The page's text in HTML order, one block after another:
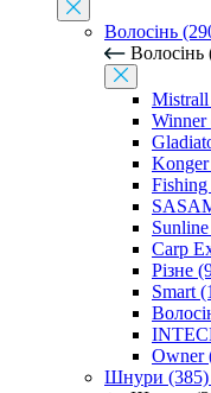
Волосінь
Волосінь
Winner
Carp
Різне
Smart
Owner
Шнури (385)